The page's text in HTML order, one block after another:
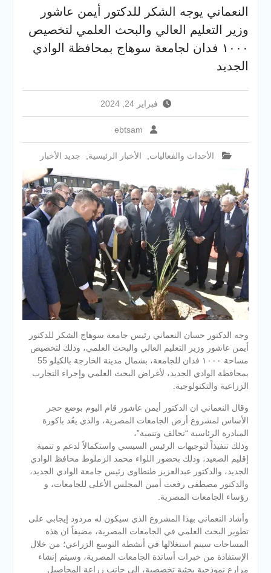
والخدمية بجامعة سوهاج
الجديدة
جامعة سوهاج تفتح أبوابها
لطلاب الثانوية العامة فى أولى
أيام المرحلة الأولى للتنسيق
النعماني يوجه الشكر للدكتور أيمن عاشور
وزير التعليم العالي والبحث العلمي لتخصيص
١٠٠٠ فدان لجامعة سوهاج بمحافظة الوادي
الجديد
فبراير 24, 2024
ebtsam
الأحداث والفعاليات الأخبار الرئيسية جديد الأخبار
وجه الدكتور حسان النعماني رئيس جامعة سوهاج الشكر للدكتور
أيمن عاشور وزير التعليم العالي والبحث العلمي، وذلك لتخصيص
مساحة ١٠٠٠ فدان للجامعة، بشمال مدينة الخارجة بالكيلو 55
بمحافظة الوادي الجديد، لأغراض البحث العلمي وإجراء التجارب
الزراعية والتكنولوجية.
وقال النعماني ان الدكتور أيمن عاشور قام اليوم بوضع حجر
الأساس لمشروع أرض الجامعات المصرية، والذي يعُد باكورة
المبادرة الرئاسية “تحالف وتنمية”،
وذلك تنفيذاً لتوجيهات الرئيس السيسي واستكمالاً لدعم و تنمية
إقليم الصعيد، وذلك بحضور اللواء محمد الزملوط محافظ الوادي
الجديد، والدكتور عبدالعزيز طنطاوى رئيس جامعة الوادي الجديد،
والدكتور مصطفى رفعت أمين المجلس الأعلى للجامعات، و
رؤساء الجامعات المصرية.
وأشاد النعماني بهذا المشروع الذي سيكون له مردود إيجابي على
تطوير البحث العلمي في الجامعات المصرية، مضيفاً ان هذه
المساحات سينم استغلالها في أنشطة التوسع الزراعي؛ من خلال
الإستفادة من خبرات أساتذة الجامعات المصرية، وسيتم إنشاء
مزارع نموذجية بحثية تخصصية، الي جانب زراعة المحاصيل